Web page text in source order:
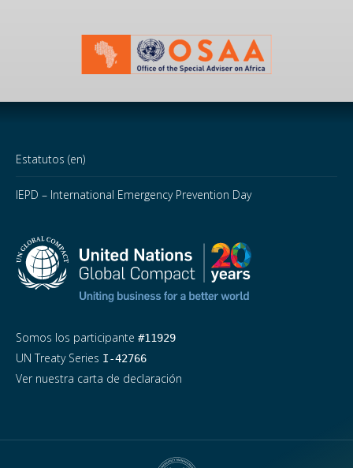
Estatutos (en)
IEPD – International Emergency Prevention Day
Somos los participante #11929
UN Treaty Series I-42766
Ver nuestra carta de declaración